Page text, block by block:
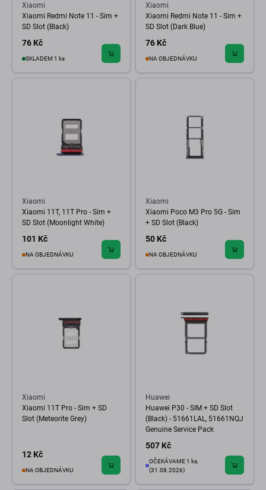
Xiaomi
Xiaomi Redmi Note 11 - Sim +
SD Slot (Black)
76 Kč
SKLADEM 1 ks
Xiaomi
Xiaomi Redmi Note 11 - Sim +
SD Slot (Dark Blue)
76 Kč
NA OBJEDNÁVKU
Xiaomi
Xiaomi 11T, 11T Pro - Sim +
SD Slot (Moonlight White)
101 Kč
NA OBJEDNÁVKU
Xiaomi
Xiaomi Poco M3 Pro 5G - Sim
+ SD Slot (Black)
50 Kč
NA OBJEDNÁVKU
Xiaomi
Xiaomi 11T Pro - Sim + SD
Slot (Meteorite Grey)
12 Kč
NA OBJEDNÁVKU
Huawei
Huawei P30 - SIM + SD Slot
(Black) - 51661LAL, 51661NQJ
Genuine Service Pack
507 Kč
OČEKÁVAME 1 ks,
(31.08.2026)